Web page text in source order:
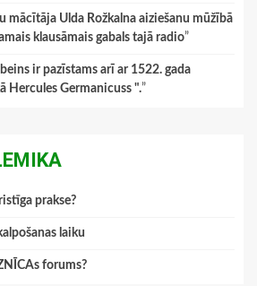
mācītāja Ulda Rožkalna aiziešanu mūžībā
klausāmais gabals tajā radio”
ir pazīstams arī ar 1522. gada
Hercules Germanicuss ".”
prakse?
laiku
forums?